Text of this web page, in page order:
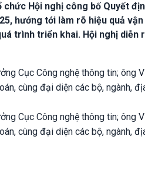
Hội nghị công bố Quyết
hướng tới làm rõ hiệu quả
trình triển khai. Hội nghị diễn
Cục Công nghệ thông tin; ông
cùng đại diện các bộ, ngành,
Cục Công nghệ thông tin; ông
cùng đại diện các bộ, ngành,